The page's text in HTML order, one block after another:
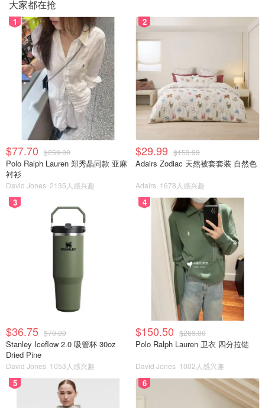
大家都在抢
1
$77.70 $259.00
Polo Ralph Lauren 郑秀晶同款 亚麻
衬衫
David Jones 2135人感兴趣
2
$29.99 $159.99
Adairs Zodiac 天然被套套装 自然色
Adairs 1678人感兴趣
3
$36.75 $70.00
Stanley Iceflow 2.0 吸管杯 30oz
Dried Pine
David Jones 1053人感兴趣
4
$150.50 $269.00
Polo Ralph Lauren 卫衣 四分拉链
David Jones 1002人感兴趣
5 6